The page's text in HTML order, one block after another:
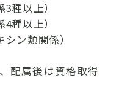
種以上）
種以上）
ン類関係）
配属後は資格取得